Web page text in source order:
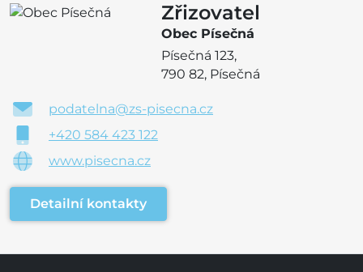
Zřizovatel
Obec Písečná
Písečná 123,
790 82, Písečná
podatelna@zs-pisecna.cz
+420 584 423 122
www.pisecna.cz
Detailní kontakty